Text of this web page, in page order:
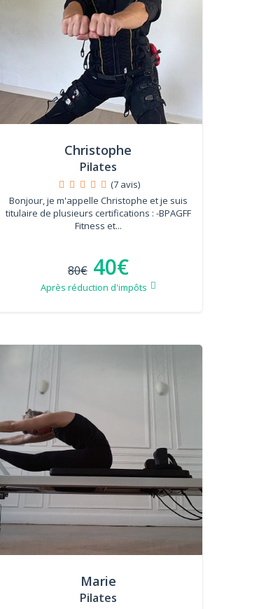
Christophe
Pilates
(7 avis)
Bonjour, je m'appelle Christophe et je suis
titulaire de plusieurs certifications : -BPAGFF
Fitness et...
80€ 40€
Après réduction d'impôts
Marie
Pilates